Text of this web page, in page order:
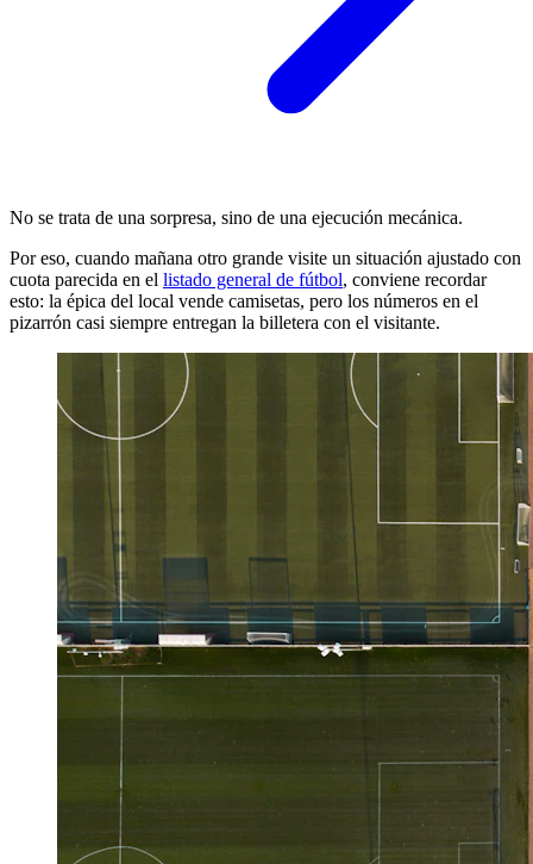
No se trata de una sorpresa, sino de una ejecución mecánica.
Por eso, cuando mañana otro grande visite un situación ajustado con
cuota parecida en el listado general de fútbol, conviene recordar
esto: la épica del local vende camisetas, pero los números en el
pizarrón casi siempre entregan la billetera con el visitante.